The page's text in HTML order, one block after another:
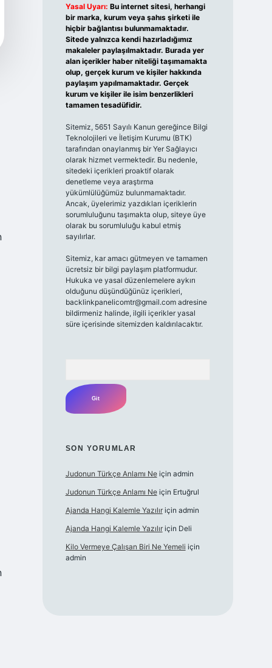
Yasal Uyarı: Bu internet sitesi, herhangi
bir marka, kurum veya şahıs şirketi ile
hiçbir bağlantısı bulunmamaktadır.
Sitede yalnızca kendi hazırladığımız
makaleler paylaşılmaktadır. Burada yer
alan içerikler haber niteliği taşımamakta
olup, gerçek kurum ve kişiler hakkında
paylaşım yapılmamaktadır. Gerçek
kurum ve kişiler ile isim benzerlikleri
tamamen tesadüfidir.
Sitemiz, 5651 Sayılı Kanun gereğince Bilgi
Teknolojileri ve İletişim Kurumu (BTK)
tarafından onaylanmış bir Yer Sağlayıcı
olarak hizmet vermektedir. Bu nedenle,
sitedeki içerikleri proaktif olarak
denetleme veya araştırma
yükümlülüğümüz bulunmamaktadır.
Ancak, üyelerimiz yazdıkları içeriklerin
sorumluluğunu taşımakta olup, siteye üye
olarak bu sorumluluğu kabul etmiş
sayılırlar.
Sitemiz, kar amacı gütmeyen ve tamamen
ücretsiz bir bilgi paylaşım platformudur.
Hukuka ve yasal düzenlemelere aykırı
olduğunu düşündüğünüz içerikleri,
backlinkpanelicomtr@gmail.comadresine
bildirmeniz halinde, ilgili içerikler yasal
süre içerisinde sitemizden kaldırılacaktır.
SON YORUMLAR
Judonun Türkçe Anlamı Neiçin admin
Judonun Türkçe Anlamı Neiçin Ertuğrul
Ajanda Hangi Kalemle Yazılıriçin admin
Ajanda Hangi Kalemle Yazılıriçin Deli
Kilo Vermeye Çalışan Biri Ne Yemeli için
admin